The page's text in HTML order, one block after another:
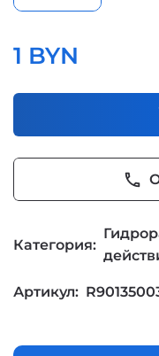
1 BYN
phone
Категория:
Артикул: